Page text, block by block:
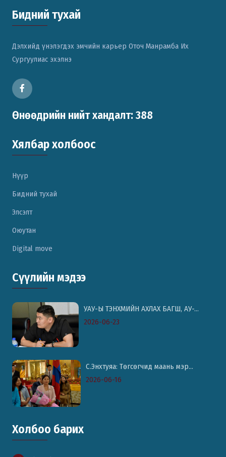
Бидний тухай
Дэлхийд үнэлэгдэх эмчийн карьер Оточ Манрамба Их
Сургуулиас эхэлнэ
Өнөөдрийн нийт хандалт: 388
Хялбар холбоос
Нүүр
Бидний тухай
Элсэлт
Оюутан
Digital move
Сүүлийн мэдээ
УАУ-Ы ТЭНХМИЙН АХЛАХ БАГШ, АУ-...
2026-06-23
С.Энхтуяа: Төгсөгчид маань мэр...
2026-06-16
Холбоо барих